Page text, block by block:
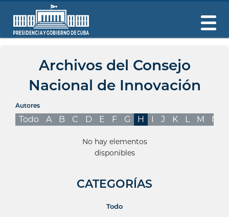
Archivos del Consejo
Nacional de Innovación
Autores
Todo A B C D E F G H I J K L M N
No hay elementos
disponibles
CATEGORÍAS
Todo